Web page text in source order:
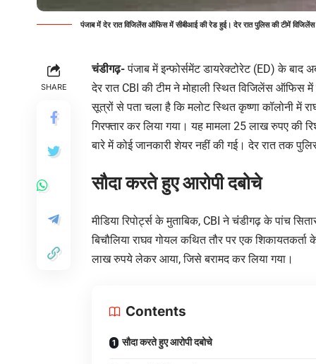
पंजाब में देर रात विजिलेंस ऑफिस में सीबीआई की रेड हुई। देर रात पुलिस की टीमें
SHARE
चंडीगढ़- पंजाब में इन्फोर्समेंट डायरेक्टोरेट (ED) के
देर रात CBI की टीम ने मोहाली स्थित विजिलेंस ऑफिस
सूत्रों से पता चला है कि मलोट स्थित कृष्णा कॉलोनी में
गिरफ्तार कर लिया गया। यह मामला 25 लाख रुपए की
बारे में कोई जानकारी शेयर नहीं की गई। देर रात तक
सौदा करते हुए आरोपी दबोचे
मीडिया रिपोर्ट्स के मुताबिक, CBI ने चंंडीगढ़ के पांच
बिचौलिया राघव गोयल कथित तौर पर एक
लाख रुपये लेकर आया, जिसे बरामद कर लिया गया।
Contents
सौदा करते हुए आरोपी दबोचे